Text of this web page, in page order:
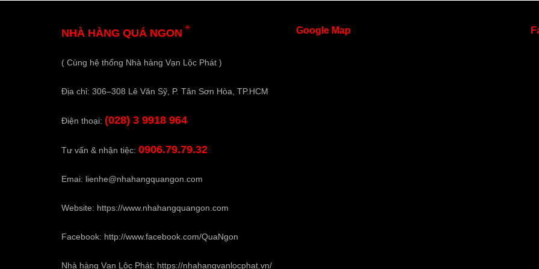
NHÀ HÀNG QUÁ NGON ®
( Cùng hệ thống Nhà hàng Vạn Lộc Phát )
Địa chỉ: 306–308 Lê Văn Sỹ, P. Tân Sơn Hòa, TP.HCM
Điện thoại: (028) 3 9918 964
Tư vấn & nhận tiệc: 0906.79.79.32
Emai: lienhe@nhahangquangon.com
Website: https://www.nhahangquangon.com
Facebook: http://www.facebook.com/QuaNgon
Nhà hàng Vạn Lộc Phát: https://nhahangvanlocphat.vn/
Google Map